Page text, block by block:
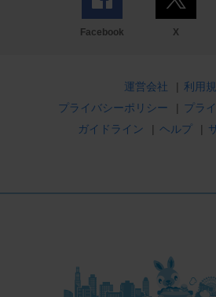
Facebook X
運営会社 | 利用
プライバシーポリシー
| プラ
ガイドライン
| ヘルプ |